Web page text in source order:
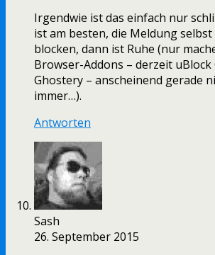
Irgendwie ist das einfach nur
ist am besten, die Meldung
blocken, dann ist Ruhe (nur
Browser-Addons – derzeit
Ghostery – anscheinend gerade
immer…).
Antworten
Sash
26. September 2015